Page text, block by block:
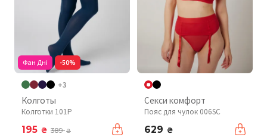
Фан Дні -50%
+3
Колготы
Колготки 101P
195 ₴ 389₴
Секси комфорт
Пояс для чулок 006SC
629 ₴